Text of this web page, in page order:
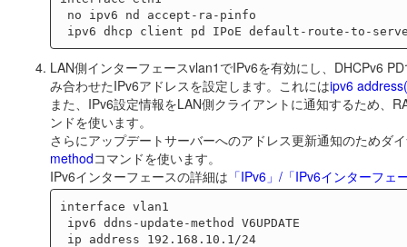
LAN側インターフェースvlan1でIPv6を有効にし、DHCPv6
み合わせたIPv6アドレスを設定します。これにはipv6
また、IPv6設定情報をLAN側クライアントに通知するため、
ンドを使います。
さらにアップデートサーバーへのアドレス更新通知のためダ
methodコマンドを使います。
IPv6インターフェースの詳細は 「IPv6」/「IPv6インターフェ
interface vlan1